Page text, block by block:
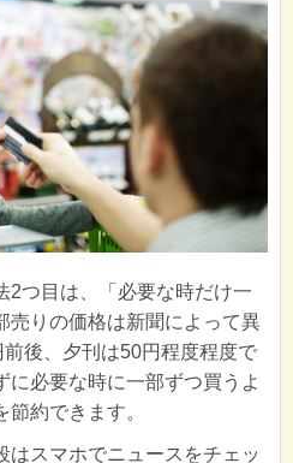
2つ目は、「必要な時だけ一
売りの価格は新聞によって異
後、夕刊は50円程度程度で
に必要な時に一部ずつ買うよ
約できます。
はスマホでニュースをチェッ